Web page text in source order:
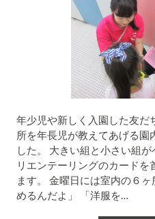
年少児や新しく入園した友だ
所を年長児が教えてあげる園
した。 大きい組と小さい組
リエンテーリングのカードを
ます。 金曜日には室内の６
めるんだよ」 「洋服を…